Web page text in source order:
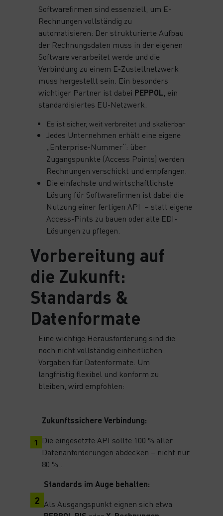
Softwarefirmen sind essenziell, um E-
Rechnungen vollständig zu
automatisieren: Der strukturierte Aufbau
der Rechnungsdaten muss in der eigenen
Software verarbeitet werde und die
Verbindung zu einem E-Zustellnetzwerk
muss hergestellt sein. Ein besonders
wichtiger Partner ist dabei PEPPOL, ein
standardisiertes EU-Netzwerk.
Es ist sicher, weit verbreitet und skalierbar
Jedes Unternehmen erhält eine eigene
„Enterprise-Nummer“: über
Zugangspunkte (Access Points) werden
Rechnungen verschickt und empfangen.
Die einfachste und wirtschaftlichste
Lösung für Softwarefirmen ist dabei die
Nutzung einer fertigen API – statt eigene
Access-Pints zu bauen oder alte EDI-
Lösungen zu pflegen.
Vorbereitung auf
die Zukunft:
Standards &
Datenformate
Eine wichtige Herausforderung sind die
noch nicht vollständig einheitlichen
Vorgaben für Datenformate. Um
langfristig flexibel und konform zu
bleiben, wird empfohlen:
Zukunftssichere Verbindung:
Die eingesetzte API sollte 100 % aller
Datenanforderungen abdecken – nicht nur
80 % .
Standards im Auge behalten:
Als Ausgangspunkt eignen sich etwa